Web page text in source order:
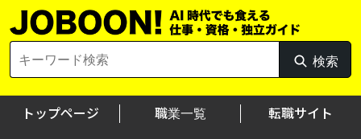
Skip
to
for:
検索
検
索
トップページ 職業一覧 転職サイト